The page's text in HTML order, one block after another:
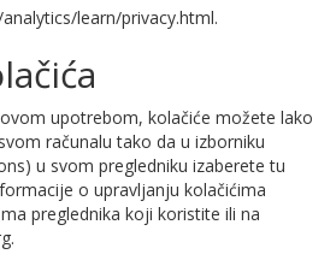
learn/privacy.html.
upotrebom, kolačiće možete lako
računalu tako da u izborniku
u svom pregledniku izaberete tu
o upravljanju kolačićima
preglednika koji koristite ili na